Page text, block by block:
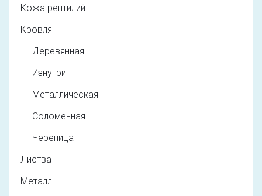
Кожа рептилий
Кровля
Деревянная
Изнутри
Металлическая
Соломенная
Черепица
Листва
Металл